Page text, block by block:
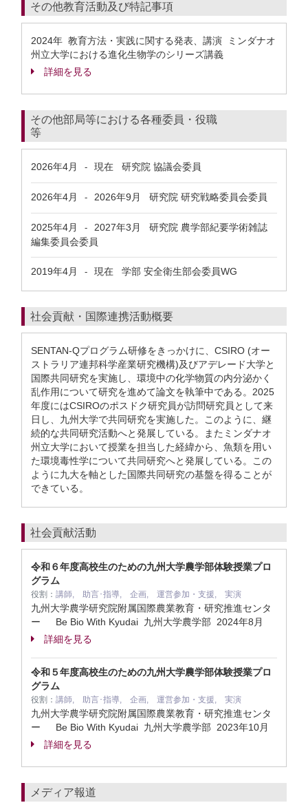
その他教育活動及び特記事項
2024年 教育方法・実践に関する発表、講演 ミンダナオ
州立大学における進化生物学のシリーズ講義
詳細を見る
その他部局等における各種委員・役職
等
2026年4月 - 現在 研究院 協議会委員
2026年4月 - 2026年9月 研究院 研究戦略委員会委員
2025年4月 - 2027年3月
研究院 農学部紀要学術雑誌
編集委員会委員
2019年4月 - 現在 学部 安全衛生部会委員WG
社会貢献・国際連携活動概要
SENTAN-Qプログラム研修をきっかけに、CSIRO (オー
ストラリア連邦科学産業研究機構)及びアデレード大学と
国際共同研究を実施し、環境中の化学物質の内分泌かく
乱作用について研究を進めて論文を執筆中である。2025
年度にはCSIROのポスドク研究員が訪問研究員として来
日し、九州大学で共同研究を実施した。このように、継
続的な共同研究活動へと発展している。またミンダナオ
州立大学において授業を担当した経緯から、魚類を用い
た環境毒性学について共同研究へと発展している。この
ように九大を軸とした国際共同研究の基盤を得ることが
できている。
社会貢献活動
令和６年度高校生のための九州大学農学部体験授業プロ
グラム
役割： 講師, 助言･指導, 企画, 運営参加・支援, 実演
九州大学農学研究院附属国際農業教育・研究推進センタ
ー Be Bio With Kyudai 九州大学農学部 2024年8月
詳細を見る
令和５年度高校生のための九州大学農学部体験授業プロ
グラム
役割： 講師, 助言･指導, 企画, 運営参加・支援, 実演
九州大学農学研究院附属国際農業教育・研究推進センタ
ー Be Bio With Kyudai 九州大学農学部 2023年10月
詳細を見る
メディア報道